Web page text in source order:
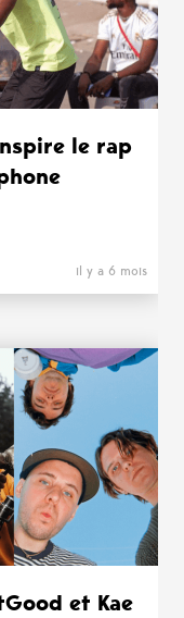
le rap
il y a 6 mois
et Kae